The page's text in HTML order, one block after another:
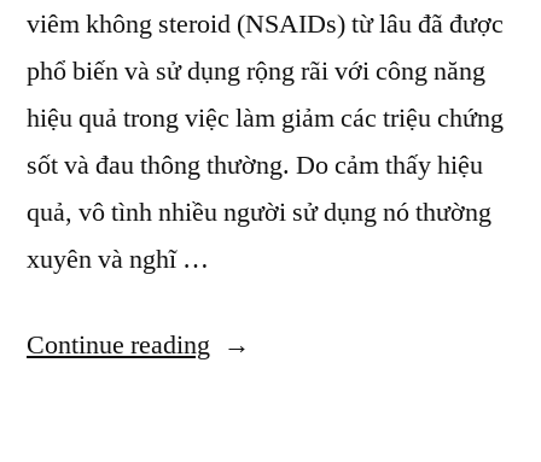
viêm không steroid (NSAIDs) từ lâu đã được
phổ biến và sử dụng rộng rãi với công năng
hiệu quả trong việc làm giảm các triệu chứng
sốt và đau thông thường. Do cảm thấy hiệu
quả, vô tình nhiều người sử dụng nó thường
xuyên và nghĩ …
Continue reading “Thường